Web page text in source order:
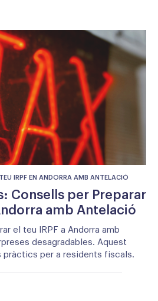
Consells per Preparar
amb Antelació
IRPF EN ANDORRA AMB ANTELACIÓ
el teu IRPF a Andorra amb
desagradables. Aquest
per a residents fiscals.